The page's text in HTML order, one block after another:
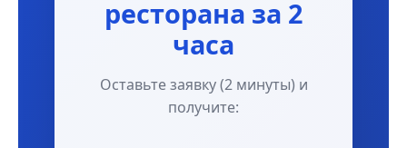
ресторана за 2
часа
Оставьте заявку (2 минуты) и
получите: